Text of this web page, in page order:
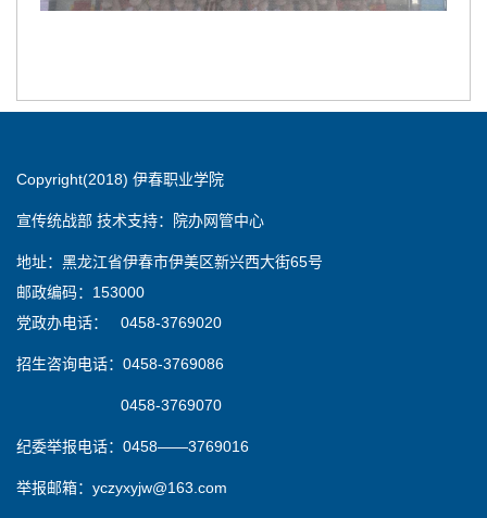
Copyright(2018) 伊春职业学院
宣传统战部 技术支持：院办网管中心
地址：黑龙江省伊春市伊美区新兴西大街65号
邮政编码：153000
党政办电话： 0458-3769020
招生咨询电话：0458-3769086
0458-3769070
纪委举报电话：0458——3769016
举报邮箱：yczyxyjw@163.com